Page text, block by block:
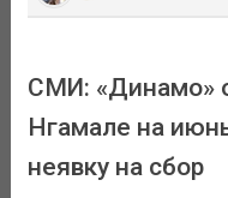
СМИ: «Динамо»
Нгамале на
неявку на сбор